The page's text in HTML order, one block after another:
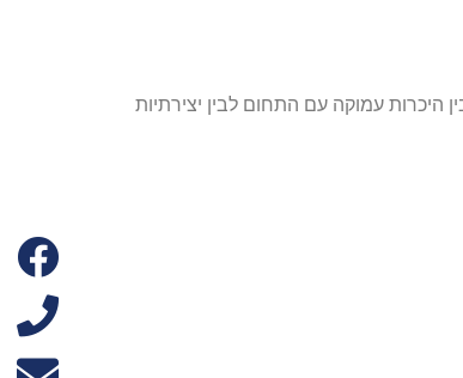
היכרות עמוקה עם התחום לבין יצירתיות